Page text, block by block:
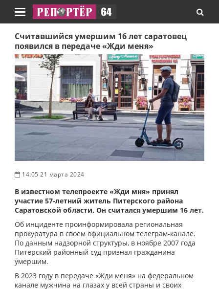
Навигация
Считавшийся умершим 16 лет саратовец
появился в передаче «Жди меня»
14:05 21 марта 2024
В известном телепроекте «Жди мня» принял
участие 57-летний житель Питерского района
Саратовской области. Он считался умершим 16 лет.
Об инциденте проинформировала региональная
прокуратура в своем официальном телеграм-канале.
По данным надзорной структуры, в ноябре 2007 года
Питерский районный суд признал гражданина
умершим.
В 2023 году в передаче «Жди меня» на федеральном
канале мужчина на глазах у всей страны и своих